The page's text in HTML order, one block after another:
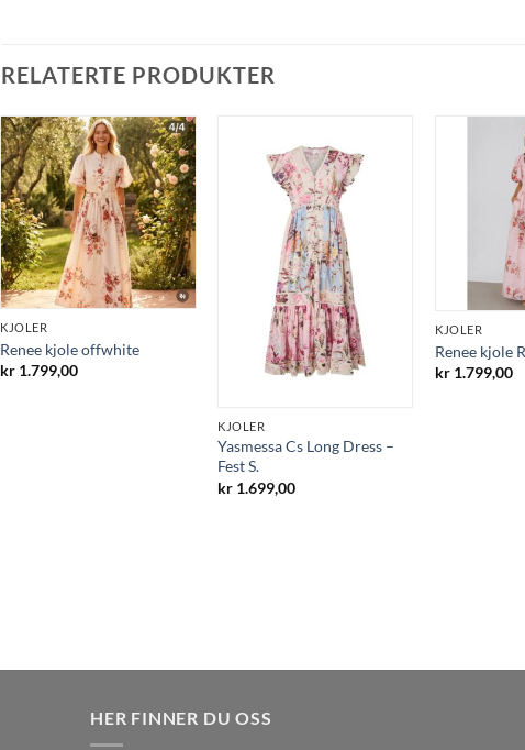
RELATERTE PRODUKTER
Legg til
ønskeliste
KJOLER
Renee kjole offwhite
kr 1.799,00
Legg til
ønskeliste
KJOLER
Yasmessa Cs Long Dress –
Fest S.
kr 1.699,00
KJOLER
Renee kjole
kr 1.799,00
HER FINNER DU OSS